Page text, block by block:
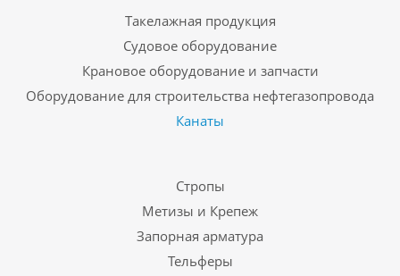
Такелажная продукция
Судовое оборудование
Крановое оборудование и запчасти
Оборудование для строительства нефтегазопровода
Канаты
Стропы
Метизы и Крепеж
Запорная арматура
Тельферы